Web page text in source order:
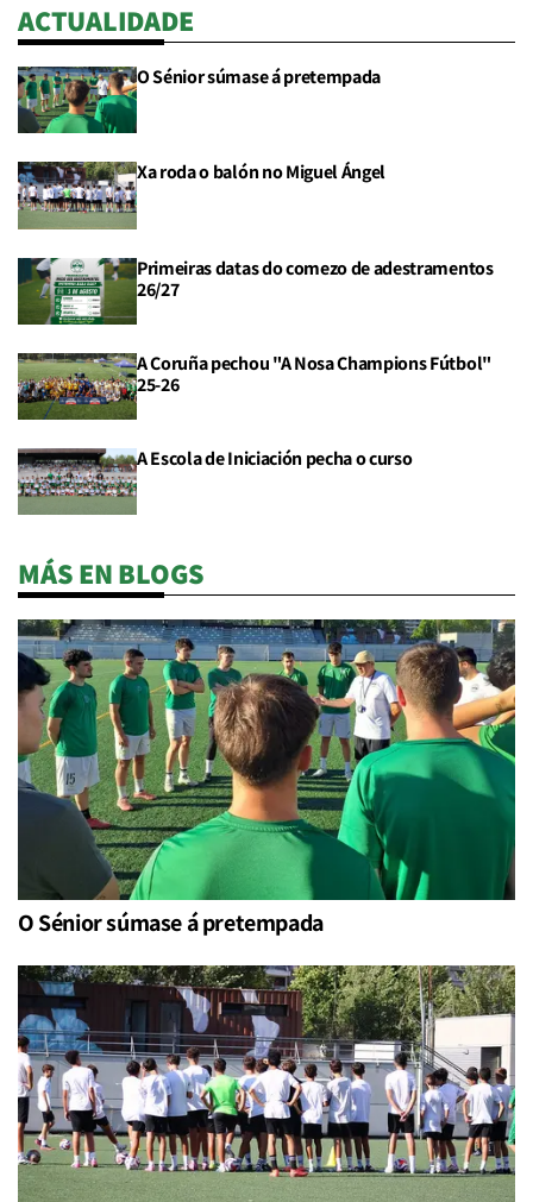
ACTUALIDADE
O Sénior súmase á pretempada
Xa roda o balón no Miguel Ángel
Primeiras datas do comezo de adestramentos
26/27
A Coruña pechou "A Nosa Champions Fútbol"
25-26
A Escola de Iniciación pecha o curso
MÁS EN BLOGS
O Sénior súmase á pretempada